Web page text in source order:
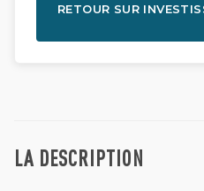
LA DESCRIPTION
RETOUR SUR